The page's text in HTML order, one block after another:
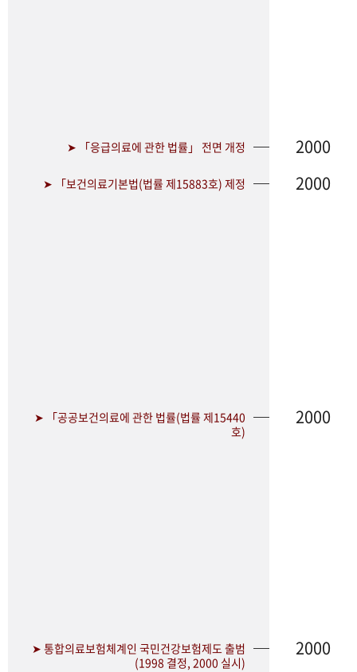
➤ 「응급의료에 관한 법률」 전면 개정 2000
➤ 「보건의료기본법(법률 제15883호) 제정 2000
➤ 「공공보건의료에 관한 법률(법률 제15440
호)
2000
➤ 통합의료보험체계인 국민건강보험제도 출범
(1998 결정, 2000 실시)
2000